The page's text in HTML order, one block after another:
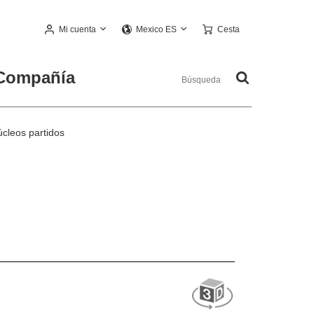
Mi cuenta Mexico ES Cesta
partidos